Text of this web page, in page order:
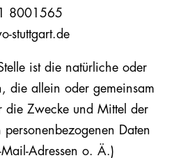
8001565
stuttgart.de
ist die natürliche oder
die allein oder gemeinsam
die Zwecke und Mittel der
personenbezogenen Daten
Adressen o. Ä.)